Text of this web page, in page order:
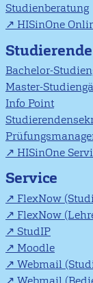
Studienberatung
HISinOne
Studierende
Bachelor-
Master-
Info Point
HISinOne
Service
FlexNow
FlexNow
StudIP
Moodle
Webmail